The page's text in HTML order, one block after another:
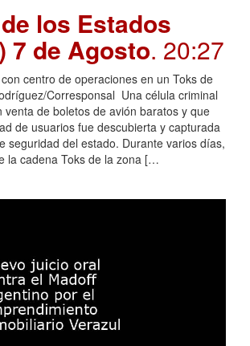
los Estados
7 de Agosto. 20:27
centro de operaciones en un Toks de
Corresponsal Una célula criminal
venta de boletos de avión baratos y que
de usuarios fue descubierta y capturada
seguridad del estado. Durante varios días,
la cadena Toks de la zona […